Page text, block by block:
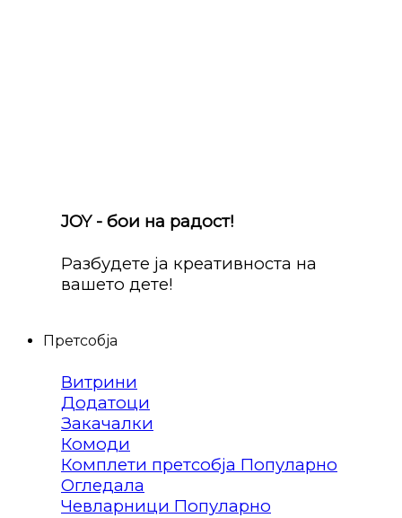
JOY - бои на радост!
Разбудете ја креативноста на
вашето дете!
Претсобја
Витрини
Додатоци
Закачалки
Комоди
Комплети претсобја
Огледала
Чевларници